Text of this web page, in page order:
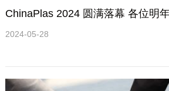
ChinaPlas 2024 圆满落幕 各位明年
2024-05-28